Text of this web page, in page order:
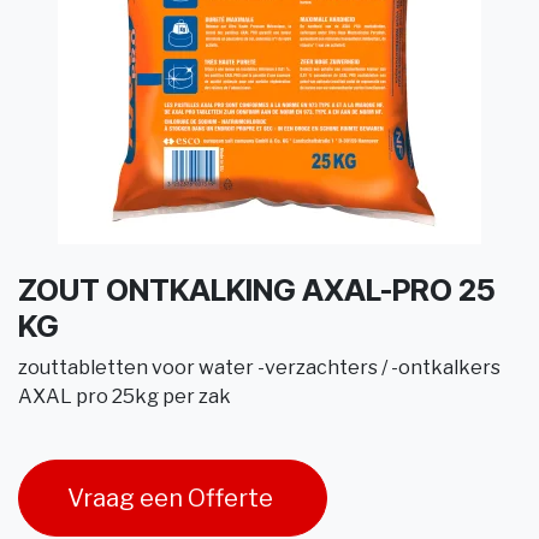
ZOUT ONTKALKING AXAL-PRO 25
KG
zouttabletten voor water -verzachters / -ontkalkers
AXAL pro 25kg per zak
Vraag een Offerte